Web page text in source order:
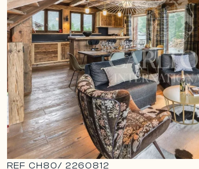
REFCH80/ 2260812